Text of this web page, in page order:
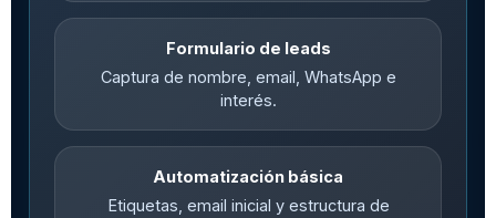
Formulario de leads
Captura de nombre, email, WhatsApp e
interés.
Automatización básica
Etiquetas, email inicial y estructura de